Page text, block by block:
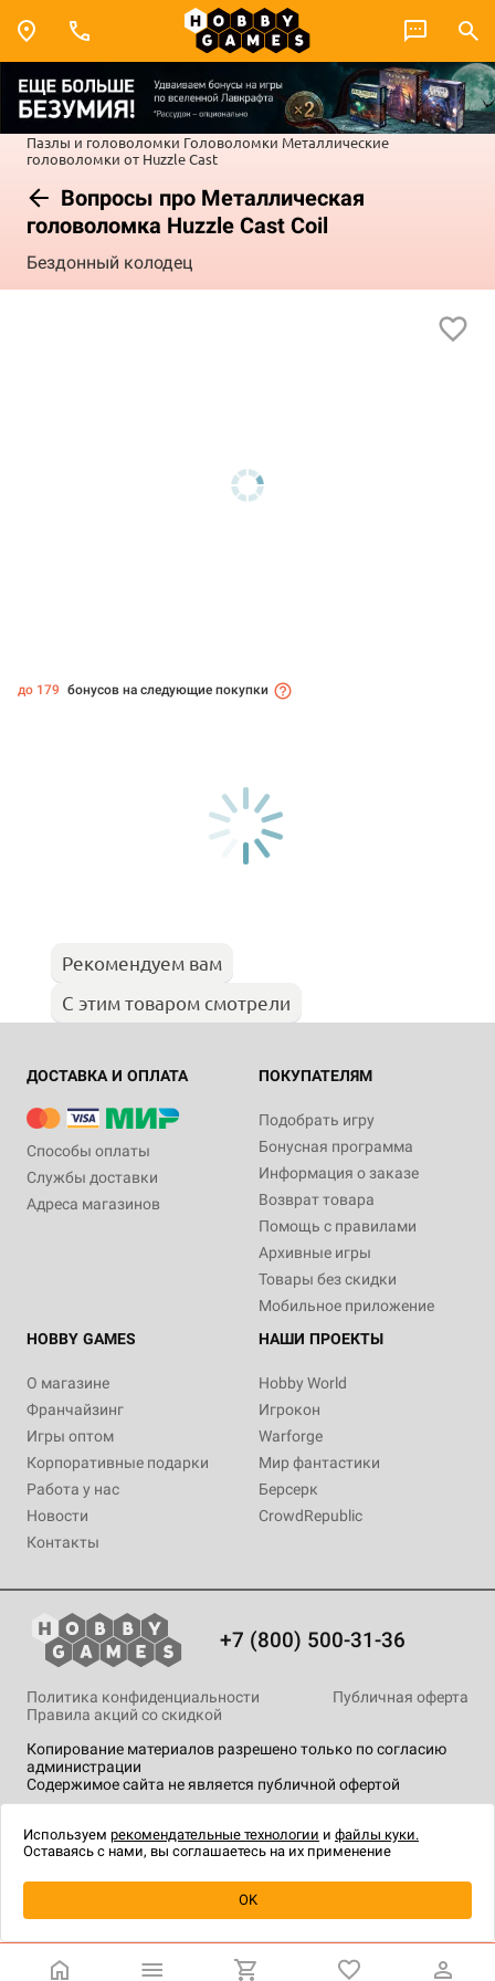
Пазлы и головоломки Головоломки Металлические
головоломки от Huzzle Cast
Вопросы про Металлическая
головоломка Huzzle Cast Coil
Бездонный колодец
Уведомить о наличии
до 179 бонусов на следующие покупки
Рекомендуем вам
С этим товаром смотрели
ДОСТАВКА И ОПЛАТА
Способы оплаты
Службы доставки
Адреса магазинов
ПОКУПАТЕЛЯМ
Подобрать игру
Бонусная программа
Информация о заказе
Возврат товара
Помощь с правилами
Архивные игры
Товары без скидки
Мобильное приложение
HOBBY GAMES
О магазине
Франчайзинг
Игры оптом
Корпоративные подарки
Работа у нас
Новости
Контакты
НАШИ ПРОЕКТЫ
Hobby World
Игрокон
Warforge
Мир фантастики
Берсерк
CrowdRepublic
+7 (800) 500-31-36
Копирование материалов разрешено только по согласию
администрации
Содержимое сайта не является публичной офертой
Политика конфиденциальности
Публичная оферта
Правила акций со скидкой
технологии.
Используем рекомендательные технологии и файлы куки.
Оставаясь с нами, вы соглашаетесь на их применение
OK